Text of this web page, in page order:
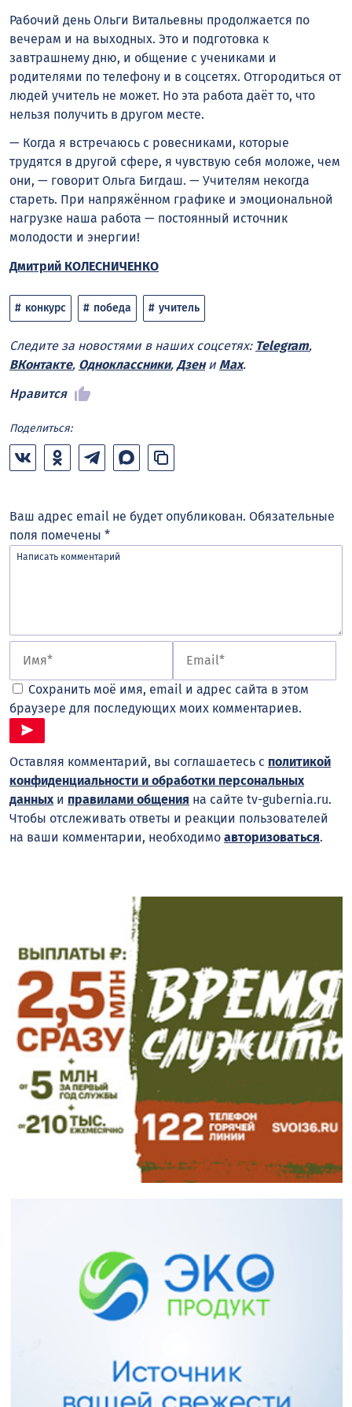
Рабочий день Ольги Витальевны продолжается по
вечерам и на выходных. Это и подготовка к
завтрашнему дню, и общение с учениками и
родителями по телефону и в соцсетях. Отгородиться от
людей учитель не может. Но эта работа даёт то, что
нельзя получить в другом месте.
— Когда я встречаюсь с ровесниками, которые
трудятся в другой сфере, я чувствую себя моложе, чем
они, — говорит Ольга Бигдаш. — Учителям некогда
стареть. При напряжённом графике и эмоциональной
нагрузке наша работа — постоянный источник
молодости и энергии!
Дмитрий КОЛЕСНИЧЕНКО
конкурс победа учитель
Следите за новостями в наших соцсетях: Telegram,
ВКонтакте, Одноклассники, Дзени Max.
Нравится
Поделиться:
Ваш адрес email не будет опубликован. Обязательные
поля помечены *
Сохранить моё имя, email и адрес сайта в этом
браузере для последующих моих комментариев.
Оставляя комментарий, вы соглашаетесь с политикой
конфиденциальности и обработки персональных
данныхи правилами общения на сайте tv-gubernia.ru.
Чтобы отслеживать ответы и реакции пользователей
на ваши комментарии, необходимо авторизоваться.